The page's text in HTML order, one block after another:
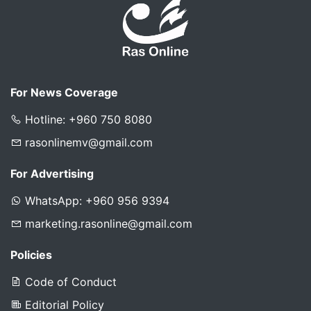
For News Coverage
Hotline: +960 750 8080
rasonlinemv@gmail.com
For Advertising
WhatsApp: +960 956 9394
marketing.rasonline@gmail.com
Policies
Code of Conduct
Editorial Policy